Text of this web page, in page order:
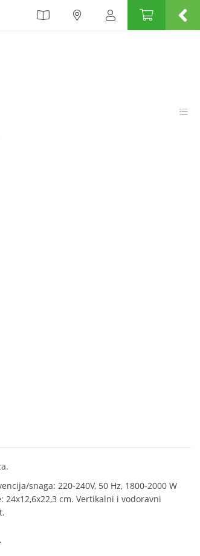
snaga: 220-240V, 50 Hz, 1800-2000 W
24x12,6x22,3 cm. Vertikalni i vodoravni